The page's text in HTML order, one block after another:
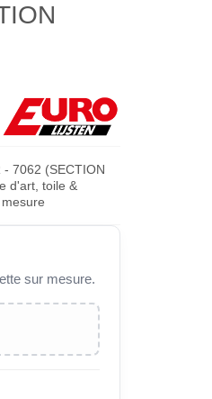
- 7062 (SECTION
d'art, toile &
sur mesure.